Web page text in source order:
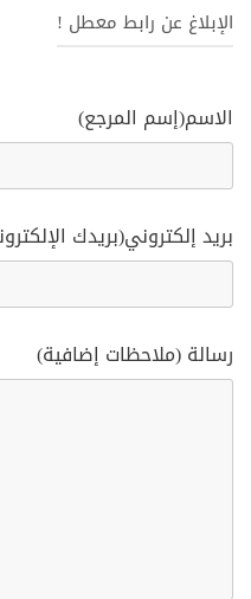
الإبلاغ عن رابط معطل !
الاسم(إسم المرجع)
بريد إلكتروني(بريدك
رسالة (ملاحظات إضافية)